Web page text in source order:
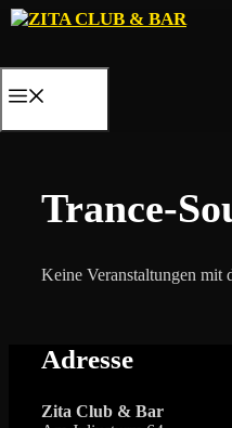
Zum
Trance-
Keine Veranstaltungen mit
Adresse
Zita Club & Bar